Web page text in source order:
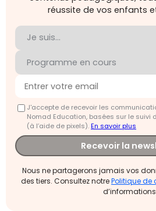
réussite de vos enfants
J'accepte de recevoir les
Nomad Education, basées sur le suivi
(à l’aide de pixels).En savoir plus
Recevoir la
Nous ne partagerons jamais vos
des tiers. Consultez notrePolitique de